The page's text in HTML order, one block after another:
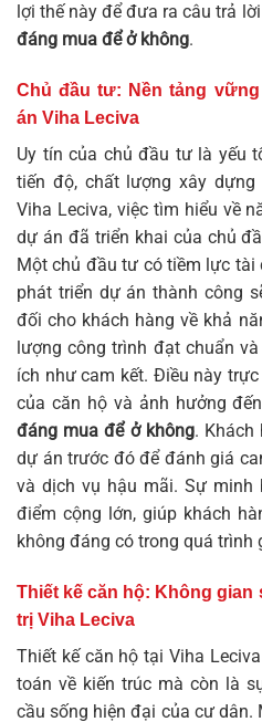
lợi thế này để đưa ra câu trả
đáng mua để ở không.
Chủ đầu tư: Nền tảng
án Viha Leciva
Uy tín của chủ đầu tư là yếu
tiến độ, chất lượng xây
Viha Leciva, việc tìm hiểu về
dự án đã triển khai của chủ
Một chủ đầu tư có tiềm lực
phát triển dự án thành công
đối cho khách hàng về khả
lượng công trình đạt chuẩn
ích như cam kết. Điều này
của căn hộ và ảnh hưởng
đáng mua để ở không. Khách
dự án trước đó để đánh giá
và dịch vụ hậu mãi. Sự minh
điểm cộng lớn, giúp khách
không đáng có trong quá trình
Thiết kế căn hộ: Không
trị Viha Leciva
Thiết kế căn hộ tại Viha
toán về kiến trúc mà còn là
cầu sống hiện đại của cư dân.